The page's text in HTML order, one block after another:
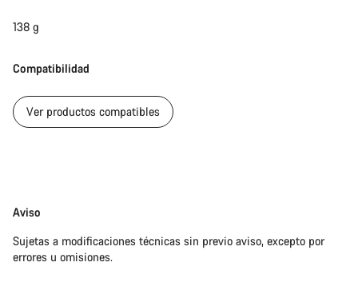
138 g
Compatibilidad
Ver productos compatibles
Exención
responsabilidades
Aviso
Sujetas a modificaciones técnicas sin previo aviso, excepto por
errores u omisiones.